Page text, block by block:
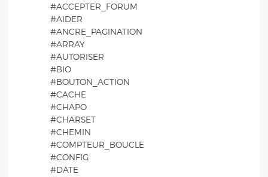
#ACCEPTER_FORUM
#AIDER
#ANCRE_PAGINATION
#ARRAY
#AUTORISER
#BIO
#BOUTON_ACTION
#CACHE
#CHAPO
#CHARSET
#CHEMIN
#COMPTEUR_BOUCLE
#CONFIG
#DATE